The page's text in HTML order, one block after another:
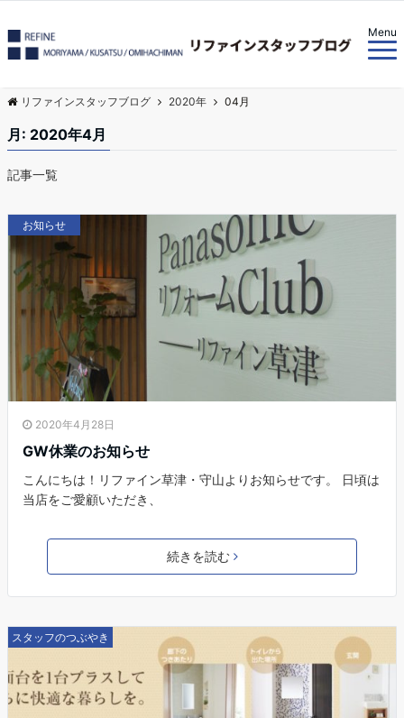
Menu
リファインスタッフブログ 2020年 04月
月: 2020年4月
記事一覧
お知らせ
2020年4月28日
GW休業のお知らせ
こんにちは！リファイン草津・守山よりお知らせです。 日頃は
当店をご愛顧いただき、
続きを読む
スタッフのつぶやき